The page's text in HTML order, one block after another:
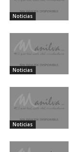
Noticias
Noticias
Noticias